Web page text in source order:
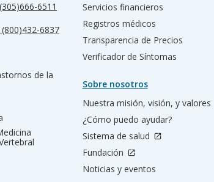
6511
6837
de la
Servicios financieros
Registros médicos
Transparencia de Precios
Verificador de Síntomas
Sobre nosotros
Nuestra misión, visión, y valores
¿Cómo puedo ayudar?
Sistema de salud
Fundación
Noticias y eventos